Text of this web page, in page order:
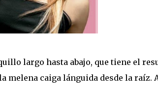
largo hasta abajo, que tiene el
melena caiga lánguida desde la raíz.